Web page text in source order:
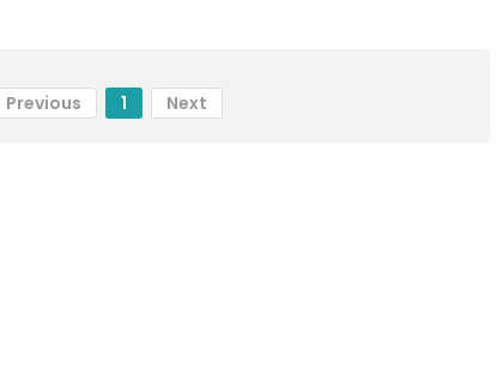
Previous 1 Next